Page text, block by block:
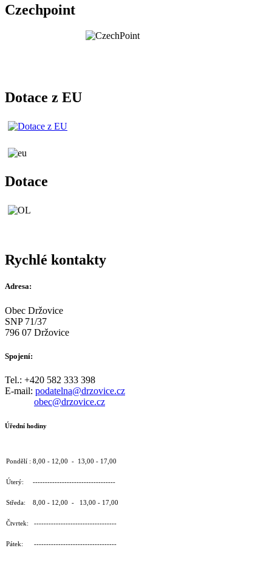
Czechpoint
Dotace z EU
Dotace
Rychlé kontakty
Adresa:
Obec Držovice
SNP 71/37
796 07 Držovice
Spojení:
Tel.: +420 582 333 398
E-mail: podatelna@drzovice.cz
obec@drzovice.cz
Úřední hodiny
Pondělí : 8,00 - 12,00 - 13,00 - 17,00
Úterý: ----------------------------------
Středa: 8,00 - 12,00 - 13,00 - 17,00
Čtvrtek: ----------------------------------
Pátek: ----------------------------------